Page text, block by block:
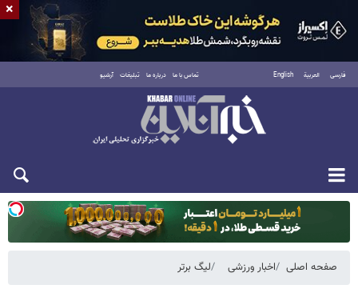
فارسی العربية English تماس با ما درباره ما تبلیغات آرشیو
یکشنبه ۱۸ مرداد ۱۴۰۵
صفحه اصلی اخبار ورزشی لیگ برتر
×